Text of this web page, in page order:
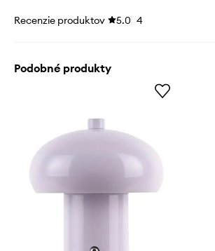
Recenzie produktov 5.0 4
Podobné produkty